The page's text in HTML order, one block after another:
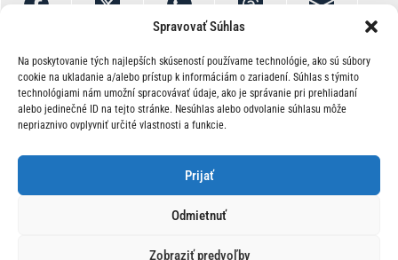
Spravovať Súhlas
Na poskytovanie tých najlepších skúseností používame technológie, ako sú súbory
cookie na ukladanie a/alebo prístup k informáciám o zariadení. Súhlas s týmito
technológiami nám umožní spracovávať údaje, ako je správanie pri prehliadaní
alebo jedinečné ID na tejto stránke. Nesúhlas alebo odvolanie súhlasu môže
nepriaznivo ovplyvniť určité vlastnosti a funkcie.
Prijať
Odmietnuť
Zobraziť predvoľby
O Nás | Kontakt